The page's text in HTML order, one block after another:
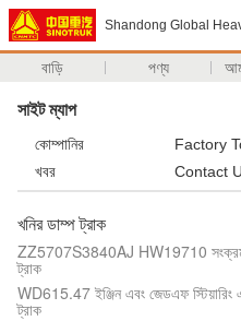
Shandong Global
বাড়ি পণ্য
সাইট ম্যাপ
কোম্পানির Factory
খবর
Contact
খনির ডাম্প ট্রাক
ZZ5707S3840AJ HW19710 সংক্রমণ
ট্রাক
WD615.47 ইঞ্জিন এবং জেডএফ স্টিয়ারিং
ট্রাক